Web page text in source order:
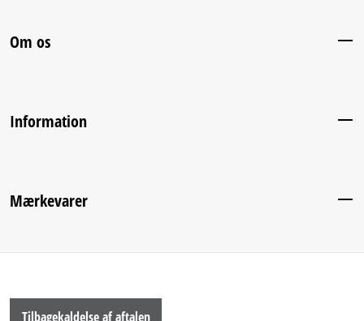
Om os
Information
Mærkevarer
Tilbagekaldelse af aftalen